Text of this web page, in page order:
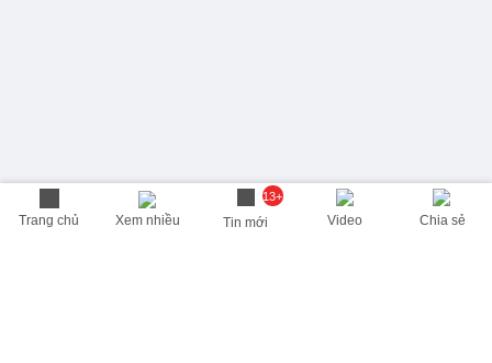
Trang chủ Xem nhiều
13+
Tin mới Video Chia sẻ